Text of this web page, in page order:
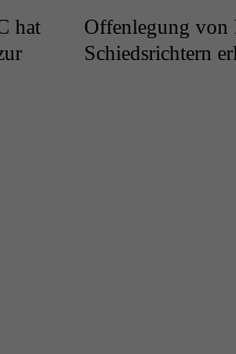
hat
Offen­le­gung von
Schied­srichtern